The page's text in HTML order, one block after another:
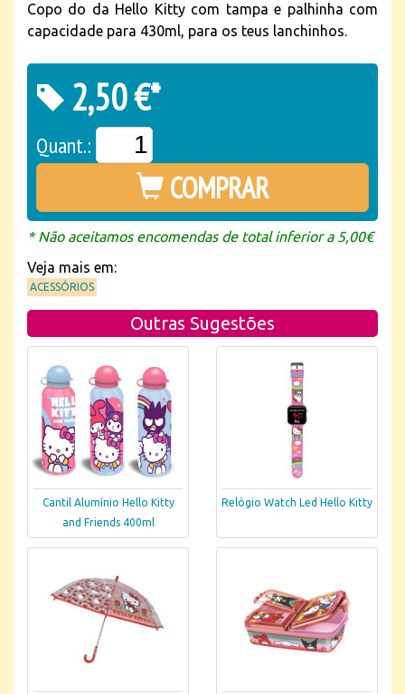
Copo do da Hello Kitty com tampa e palhinha com
capacidade para 430ml, para os teus lanchinhos.
2,50 €*
Quant.:
COMPRAR
* Não aceitamos encomendas de total inferior a 5,00€
Veja mais em:
ACESSÓRIOS
Outras Sugestões
Cantil Alumínio Hello Kitty
and Friends 400ml
Relógio Watch Led Hello Kitty